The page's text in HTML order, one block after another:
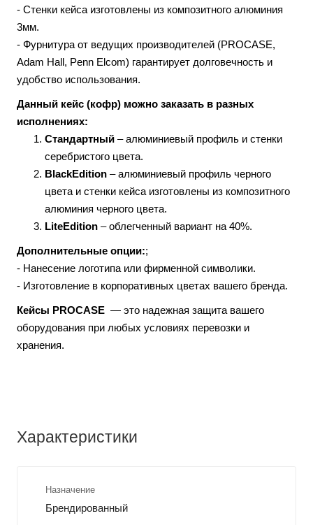
- Стенки кейса изготовлены из композитного алюминия
3мм.
- Фурнитура от ведущих производителей (PROCASE,
Adam Hall, Penn Elcom) гарантирует долговечность и
удобство использования.
Данный кейс (кофр) можно заказать в разных
исполнениях:
Стандартный – алюминиевый профиль и стенки
серебристого цвета.
BlackEdition – алюминиевый профиль черного
цвета и стенки кейса изготовлены из композитного
алюминия черного цвета.
LiteEdition – облегченный вариант на 40%.
Дополнительные опции:;
- Нанесение логотипа или фирменной символики.
- Изготовление в корпоративных цветах вашего бренда.
Кейсы PROCASE — это надежная защита вашего
оборудования при любых условиях перевозки и
хранения.
Характеристики
Назначение
Брендированный